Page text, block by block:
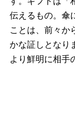
伝えるもの。傘
ことは、前々か
かな証しとなり
より鮮明に相手